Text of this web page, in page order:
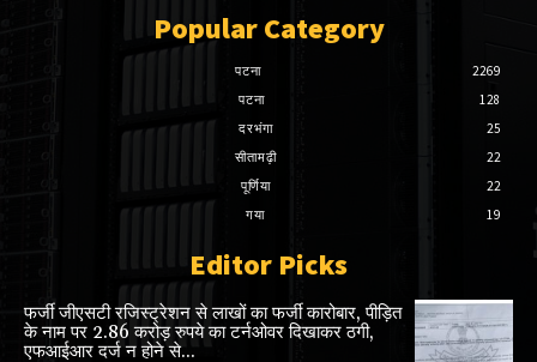
Popular Category
पटना
2269
पटना
128
दरभंगा
25
सीतामढ़ी
22
पूर्णिया
22
गया
19
Editor Picks
फर्जी जीएसटी रजिस्ट्रेशन से लाखों का फर्जी कारोबार, पीड़ित
के नाम पर 2.86 करोड़ रुपये का टर्नओवर दिखाकर ठगी,
एफआईआर दर्ज न होने से...